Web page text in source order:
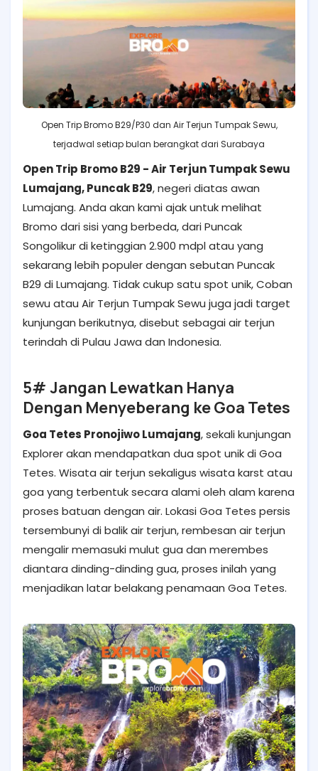
Open Trip Bromo B29/P30 dan Air Terjun Tumpak Sewu,
terjadwal setiap bulan berangkat dari Surabaya
Open Trip Bromo B29 - Air Terjun Tumpak Sewu
Lumajang, Puncak B29, negeri diatas awan
Lumajang. Anda akan kami ajak untuk melihat
Bromo dari sisi yang berbeda, dari Puncak
Songolikur di ketinggian 2.900 mdpl atau yang
sekarang lebih populer dengan sebutan Puncak
B29 di Lumajang. Tidak cukup satu spot unik, Coban
sewu atau Air Terjun Tumpak Sewu juga jadi target
kunjungan berikutnya, disebut sebagai air terjun
terindah di Pulau Jawa dan Indonesia.
5# Jangan Lewatkan Hanya
Dengan Menyeberang ke Goa Tetes
Goa Tetes Pronojiwo Lumajang, sekali kunjungan
Explorer akan mendapatkan dua spot unik di Goa
Tetes. Wisata air terjun sekaligus wisata karst atau
goa yang terbentuk secara alami oleh alam karena
proses batuan dengan air. Lokasi Goa Tetes persis
tersembunyi di balik air terjun, rembesan air terjun
mengalir memasuki mulut gua dan merembes
diantara dinding-dinding gua, proses inilah yang
menjadikan latar belakang penamaan Goa Tetes.